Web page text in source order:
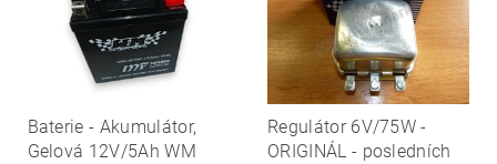
Baterie - Akumulátor,
Gelová 12V/5Ah WM
Regulátor 6V/75W -
ORIGINÁL - posledních